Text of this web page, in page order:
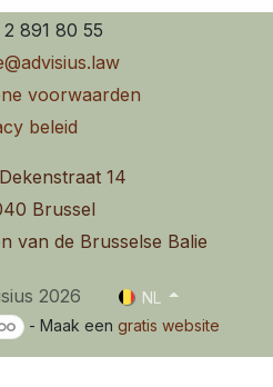
891 80 55
voorwaarden
beleid
14
Brussel
van de Brusselse Balie
2026
NL
- Maak een gratis website